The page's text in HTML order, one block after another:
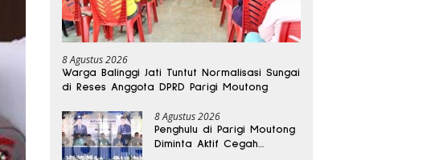
8 Agustus 2026
Warga Balinggi Jati Tuntut Normalisasi Sungai
di Reses Anggota DPRD Parigi Moutong
8 Agustus 2026
Penghulu di Parigi Moutong
Diminta Aktif Cegah